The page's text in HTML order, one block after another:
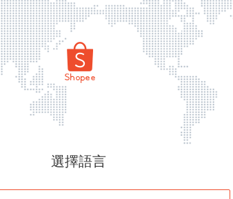
頁面無法顯示
選擇語言